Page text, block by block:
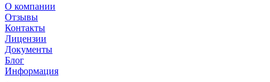
О компании
Отзывы
Контакты
Лицензии
Документы
Блог
Информация